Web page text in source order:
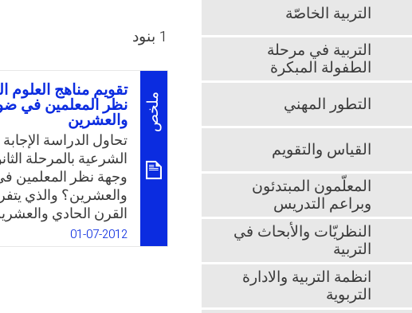
1 بنود
ملخص
تقويم مناهج العلوم
نظر المعلمين في
والعشرين
تحاول الدراسة
الشرعية بالمرحلة
وجهة نظر المعلمين
والعشرين؟ والذي
القرن الحادي
العلوم الشرعية؟ وما
متطلبات تنمية
01-07-2012
التربية الخاصّة
التربية في مرحلة
الطفولة المبكرة
التطور المهني
القياس والتقويم
المعلّمون المبتدئون
وبراعم التدريس
النظريّات والأبحاث في
التربية
انظمة التربية والادارة
التربوية